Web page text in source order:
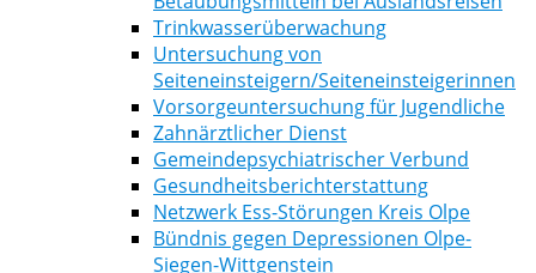
Trinkwasserüberwachung
Untersuchung von
Seiteneinsteigern/Seiteneinsteigerinnen
Vorsorgeuntersuchung für Jugendliche
Zahnärztlicher Dienst
Gemeindepsychiatrischer Verbund
Gesundheitsberichterstattung
Netzwerk Ess-Störungen Kreis Olpe
Bündnis gegen Depressionen Olpe-
Siegen-Wittgenstein